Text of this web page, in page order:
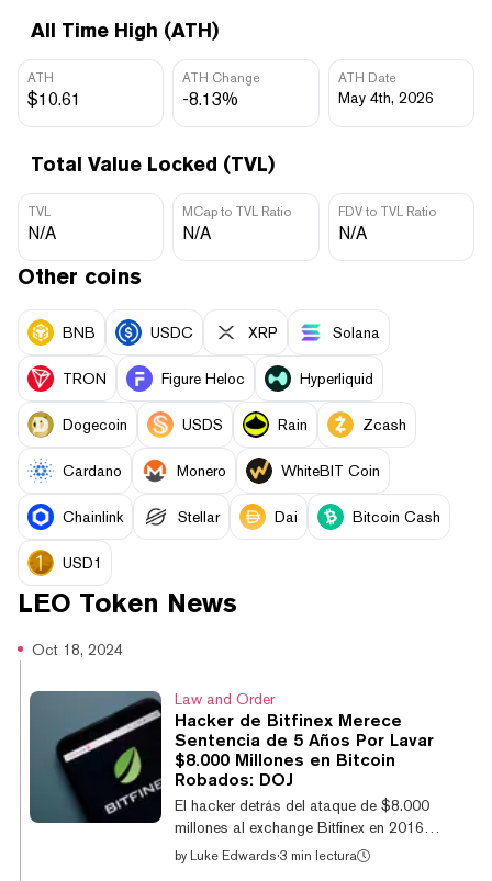
All Time High (ATH)
ATH
$10.61
ATH Change
-8.13%
ATH Date
May 4th, 2026
Total Value Locked (TVL)
TVL
N/A
MCap to TVL Ratio
N/A
FDV to TVL Ratio
N/A
Other coins
BNB USDC XRP Solana
TRON Figure Heloc Hyperliquid
Dogecoin USDS Rain Zcash
Cardano Monero WhiteBIT Coin
Chainlink Stellar Dai Bitcoin Cash
USD1
LEO Token News
Oct 18, 2024
Law and Order
Hacker de Bitfinex Merece
Sentencia de 5 Años Por Lavar
$8.000 Millones en Bitcoin
Robados: DOJ
El hacker detrás del ataque de $8.000
millones al exchange Bitfinex en 2016
debería pasar cinco años en la cárcel,
by Luke Edwards·3 min lectura